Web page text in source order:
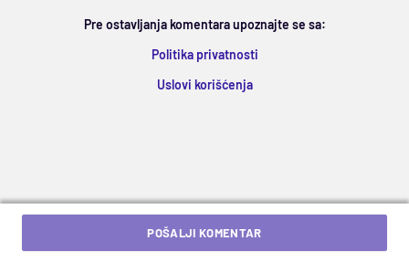
Pre ostavljanja komentara upoznajte se sa:
Politika privatnosti
Uslovi korišćenja
POŠALJI KOMENTAR